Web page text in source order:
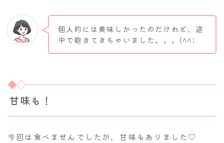
個人的には美味しかったのだけれど、途
中で飽きてきちゃいました。。。(^^;
甘味も！
今回は食べませんでしたが、甘味もありました♡